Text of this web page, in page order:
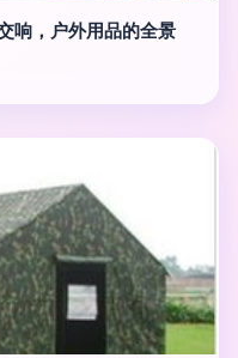
响，户外用品的全景